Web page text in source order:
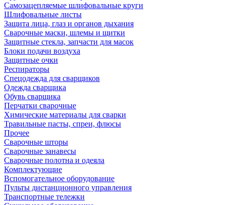
Самозацепляемые шлифовальные круги
Шлифовальные листы
Защита лица, глаз и органов дыхания
Сварочные маски, шлемы и щитки
Защитные стекла, запчасти для масок
Блоки подачи воздуха
Защитные очки
Респираторы
Спецодежда для сварщиков
Одежда сварщика
Обувь сварщика
Перчатки сварочные
Химические материалы для сварки
Травильные пасты, спреи, флюсы
Прочее
Сварочные шторы
Сварочные занавесы
Сварочные полотна и одеяла
Комплектующие
Вспомогательное оборудование
Пульты дистанционного управления
Транспортные тележки